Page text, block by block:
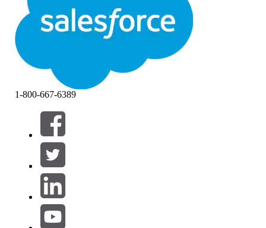
結束
篩選器 (0)
選取篩選
產品區域
1-800-667-6389